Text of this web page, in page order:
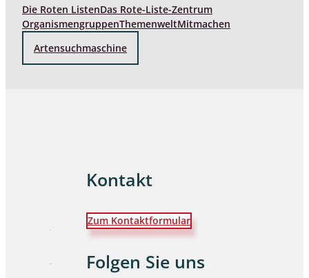
Die Roten ListenDas Rote-Liste-Zentrum
OrganismengruppenThemenweltMitmachen
Artensuchmaschine
Kontakt
Zum Kontaktformular
Folgen Sie uns